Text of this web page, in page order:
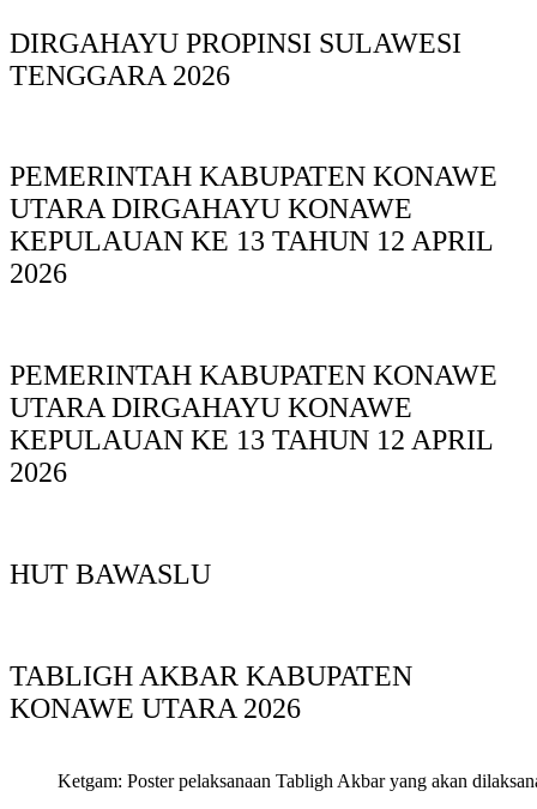
DIRGAHAYU PROPINSI SULAWESI
TENGGARA 2026
PEMERINTAH KABUPATEN KONAWE
UTARA DIRGAHAYU KONAWE
KEPULAUAN KE 13 TAHUN 12 APRIL
2026
PEMERINTAH KABUPATEN KONAWE
UTARA DIRGAHAYU KONAWE
KEPULAUAN KE 13 TAHUN 12 APRIL
2026
HUT BAWASLU
TABLIGH AKBAR KABUPATEN
KONAWE UTARA 2026
Ketgam: Poster pelaksanaan Tabligh Akbar yang akan